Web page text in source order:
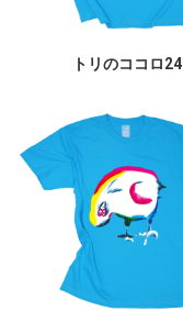
トリのココロ24